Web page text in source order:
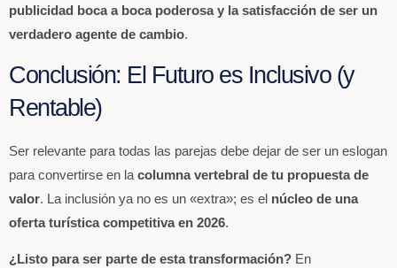
publicidad boca a boca poderosa y la satisfacción de ser un
verdadero agente de cambio.
Conclusión: El Futuro es Inclusivo (y
Rentable)
Ser relevante para todas las parejas debe dejar de ser un eslogan
para convertirse en la columna vertebral de tu propuesta de
valor. La inclusión ya no es un «extra»; es el núcleo de una
oferta turística competitiva en 2026.
¿Listo para ser parte de esta transformación? En